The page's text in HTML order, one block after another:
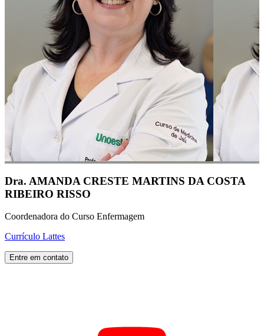
Dra. AMANDA CRESTE MARTINS DA COSTA
RIBEIRO RISSO
Coordenadora do Curso Enfermagem
Currículo Lattes
Entre em contato